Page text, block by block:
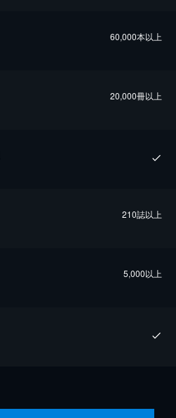
60,000本以上
20,000冊以上
210誌以上
5,000以上